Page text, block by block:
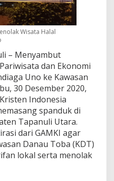
Wisata Halal
– Menyambut
dan Ekonomi
Uno ke Kawasan
30 Desember 2020,
Indonesia
spanduk di
Tapanuli Utara.
dari GAMKI agar
Danau Toba (KDT)
lokal serta menolak